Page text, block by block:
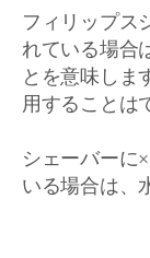
フィリップス
れている場合
とを意味しま
用することは
シェーバーに
いる場合は、